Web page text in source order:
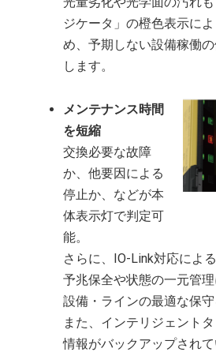
ジケータ」の橙色表示に
め、予期しない設備稼働
します。
メンテナンス時間
を短縮
交換必要な故障
か、他要因による
停止か、などが本
体表示灯で判定可
能。
さらに、IO-Link対応によ
予兆保全や状態の一元管理
設備・ラインの最適な保守
また、インテリジェント
情報がバックアップされ